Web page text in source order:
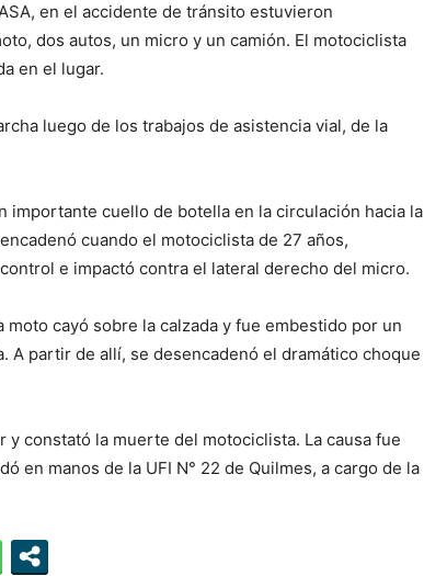
en el accidente de tránsito estuvieron
dos autos, un micro y un camión. El motociclista
en el lugar.
luego de los trabajos de asistencia vial, de la
importante cuello de botella en la circulación hacia la
cuando el motociclista de 27 años,
e impactó contra el lateral derecho del micro.
cayó sobre la calzada y fue embestido por un
A partir de allí, se desencadenó el dramático choque
constató la muerte del motociclista. La causa fue
en manos de la UFI N° 22 de Quilmes, a cargo de la